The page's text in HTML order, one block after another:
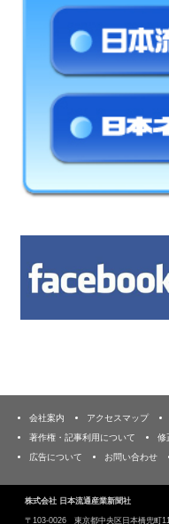
会社案内 アクセスマップ
著作権・記事利用について
修
広告について
お問い合わせ
株式会社 日本流通産業新聞社
〒103‐0026 東京都中央区日本橋兜町